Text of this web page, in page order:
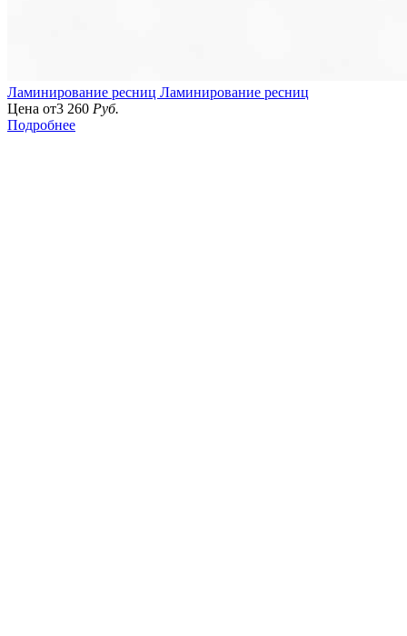
Ламинирование ресниц Ламинирование ресниц
Цена от3 260 Руб.
Подробнее